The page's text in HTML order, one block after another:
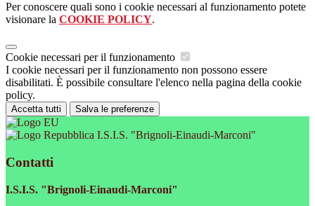
Per conoscere quali sono i cookie necessari al funzionamento potete
visionare la COOKIE POLICY.
Cookie necessari per il funzionamento
I cookie necessari per il funzionamento non possono essere
disabilitati. È possibile consultare l'elenco nella pagina della cookie
policy.
Accetta tutti Salva le preferenze
I.S.I.S. "Brignoli-Einaudi-Marconi"
Contatti
I.S.I.S. "Brignoli-Einaudi-Marconi"